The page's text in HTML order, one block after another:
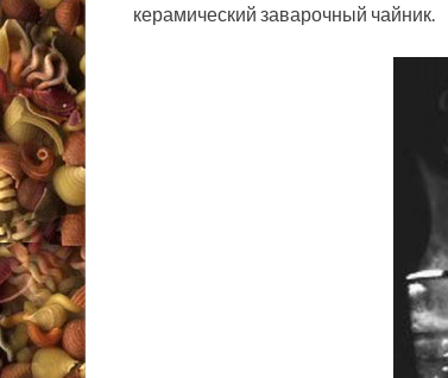
керамический заварочный чайник.